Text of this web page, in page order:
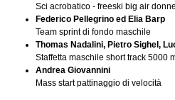
Sci acrobatico - freeski big air donne
Federico Pellegrino ed Elia Barp
Team sprint di fondo maschile
Thomas Nadalini, Pietro Sighel,
Staffetta maschile short track 5000
Andrea Giovannini
Mass start pattinaggio di velocità